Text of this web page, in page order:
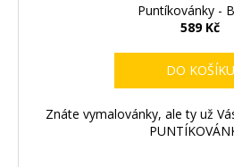
Puntíkovánky -
589 Kč
DO KOŠÍKU
Znáte vymalovánky, ale ty už